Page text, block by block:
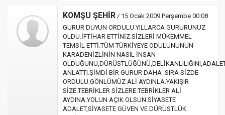
KOMŞU ŞEHİR / 15 Ocak 2009 Perşembe 00:08
GURUR DUYUN ORDULU.YILLARCA GURURUNUZ
OLDU.İFTİHAR ETTİNİZ.SİZLERİ MÜKEMMEL
TEMSİL ETTİ.TÜM TÜRKİYEYE ODULUNUNUN
KARADENİZLİNİN NASIL İNSAN
ANLATTI.ŞİMDİ BİR GURUR DAHA .SIRA SİZDE
ORDULU.GÖNLÜMÜZ ALİ AYDINLA.YAKIŞIR
SİZE.TEBRİKLER SİZLERE.TEBRİKLER ALİ
AYDINA.YOLUN AÇIK OLSUN.SİYASETE
ADALET,SİYASETE GÜVEN VE DÜRÜSTLÜK